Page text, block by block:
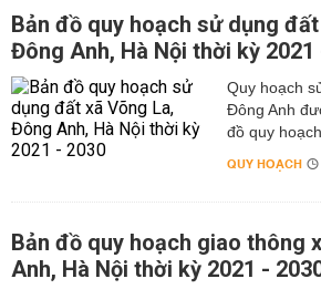
Bản đồ quy hoạch sử dụng
Đông Anh, Hà Nội thời kỳ 2021
Quy hoạch
Đông Anh
đồ quy
QUY HOẠCH
Bản đồ quy hoạch giao thông
Anh, Hà Nội thời kỳ 2021 -